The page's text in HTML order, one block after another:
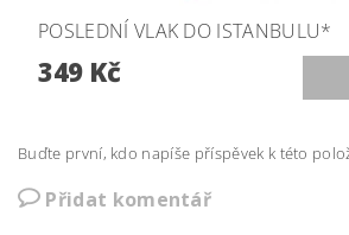
POSLEDNÍ VLAK DO ISTANBULU*
349 Kč
Buďte první, kdo napíše příspěvek k této
Přidat komentář